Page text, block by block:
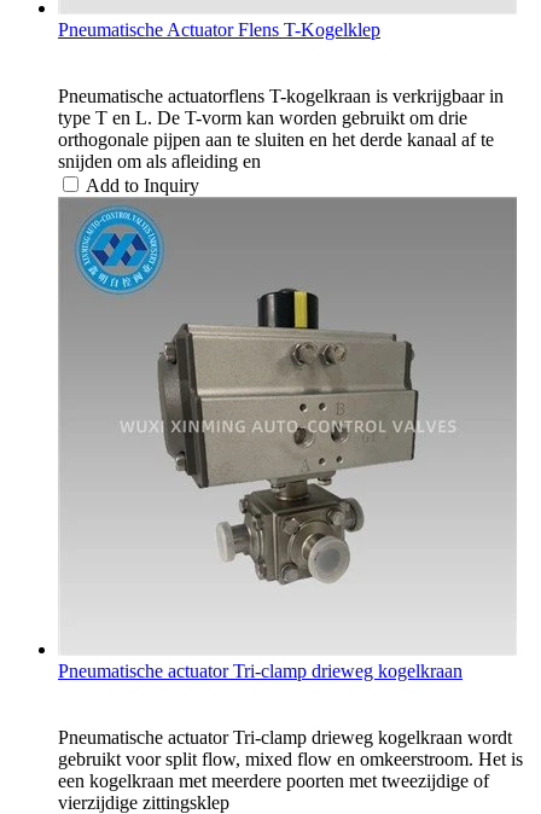
Pneumatische Actuator Flens T-Kogelklep
Pneumatische actuatorflens T-kogelkraan is verkrijgbaar in
type T en L. De T-vorm kan worden gebruikt om drie
orthogonale pijpen aan te sluiten en het derde kanaal af te
snijden om als afleiding en
Add to Inquiry
Pneumatische actuator Tri-clamp drieweg kogelkraan
Pneumatische actuator Tri-clamp drieweg kogelkraan wordt
gebruikt voor split flow, mixed flow en omkeerstroom. Het is
een kogelkraan met meerdere poorten met tweezijdige of
vierzijdige zittingsklep